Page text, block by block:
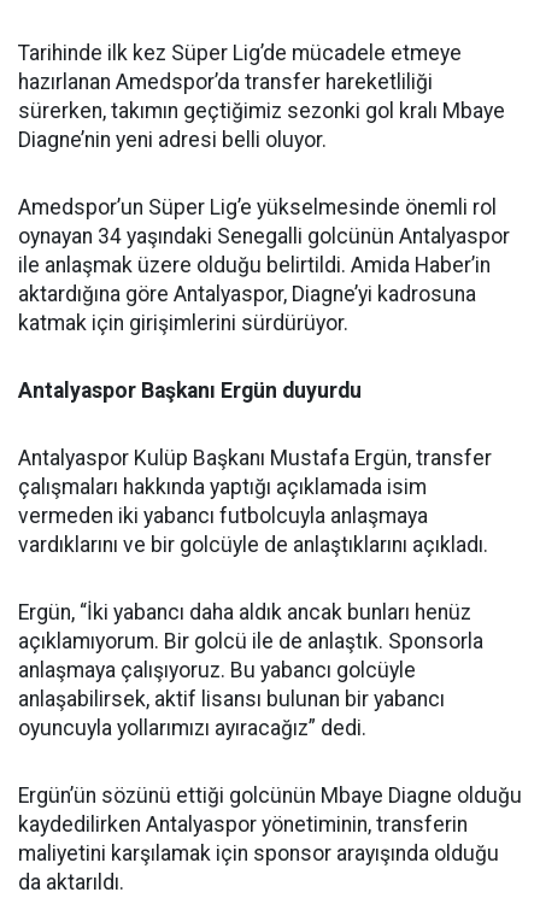
Tarihinde ilk kez Süper Lig’de mücadele etmeye
hazırlanan Amedspor’da transfer hareketliliği
sürerken, takımın geçtiğimiz sezonki gol kralı Mbaye
Diagne’nin yeni adresi belli oluyor.
Amedspor’un Süper Lig’e yükselmesinde önemli rol
oynayan 34 yaşındaki Senegalli golcünün Antalyaspor
ile anlaşmak üzere olduğu belirtildi. Amida Haber’in
aktardığına göre Antalyaspor, Diagne’yi kadrosuna
katmak için girişimlerini sürdürüyor.
Antalyaspor Başkanı Ergün duyurdu
Antalyaspor Kulüp Başkanı Mustafa Ergün, transfer
çalışmaları hakkında yaptığı açıklamada isim
vermeden iki yabancı futbolcuyla anlaşmaya
vardıklarını ve bir golcüyle de anlaştıklarını açıkladı.
Ergün, “İki yabancı daha aldık ancak bunları henüz
açıklamıyorum. Bir golcü ile de anlaştık. Sponsorla
anlaşmaya çalışıyoruz. Bu yabancı golcüyle
anlaşabilirsek, aktif lisansı bulunan bir yabancı
oyuncuyla yollarımızı ayıracağız” dedi.
Ergün’ün sözünü ettiği golcünün Mbaye Diagne olduğu
kaydedilirken Antalyaspor yönetiminin, transferin
maliyetini karşılamak için sponsor arayışında olduğu
da aktarıldı.